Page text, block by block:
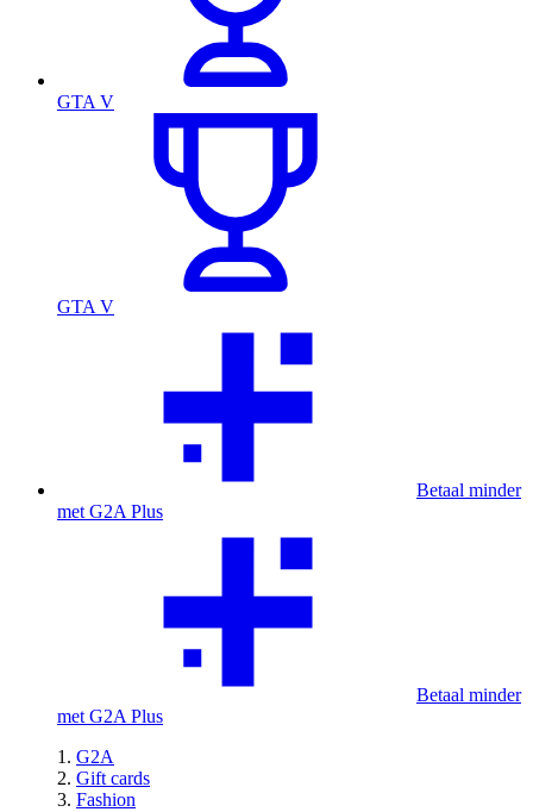
GTA V
GTA V
Betaal minder
met G2A Plus
Betaal minder
met G2A Plus
G2A
Gift cards
Fashion